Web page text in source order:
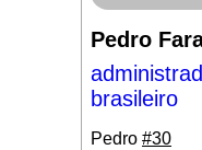
Pedro
brasileiro
Pedro #30